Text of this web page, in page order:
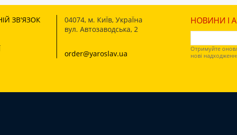
ЗВ'ЯЗОК
04074, м. КиЇв, УкраЇна
вул. Автозаводська, 2
order@yaroslav.ua
НОВИНИ І
Отримуйте
нові